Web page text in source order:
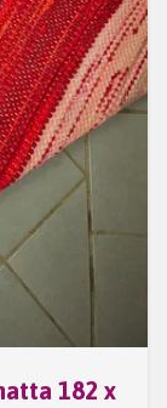
182 x